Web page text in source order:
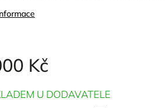
Kč
U DODAVATELE